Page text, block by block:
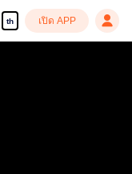
th เปิด APP